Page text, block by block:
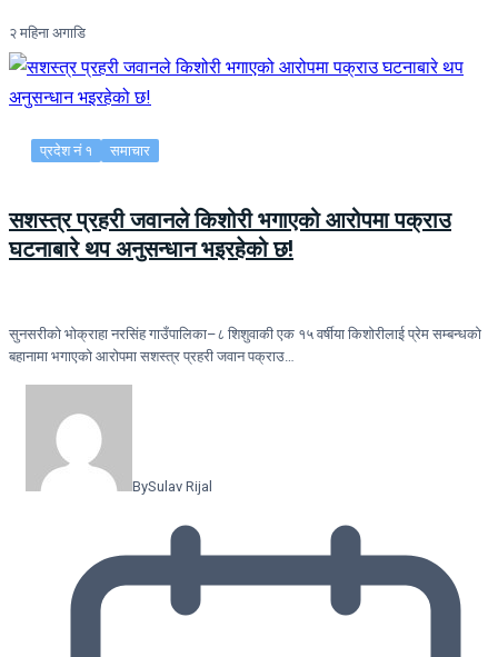
२ महिना अगाडि
प्रदेश नं १ समाचार
सशस्त्र प्रहरी जवानले किशोरी भगाएको आरोपमा पक्राउ
घटनाबारे थप अनुसन्धान भइरहेको छ!
सुनसरीको भोक्राहा नरसिंह गाउँपालिका–८ शिशुवाकी एक १५ वर्षीया किशोरीलाई प्रेम सम्बन्धको
बहानामा भगाएको आरोपमा सशस्त्र प्रहरी जवान पक्राउ…
BySulav Rijal